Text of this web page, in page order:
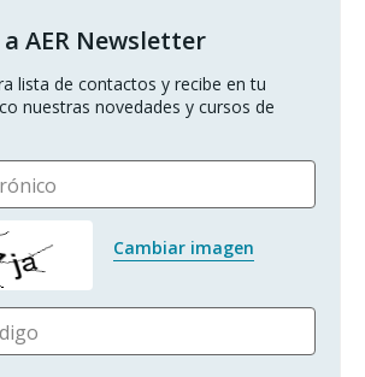
AER Newsletter
lista de contactos y recibe en tu
nuestras novedades y cursos de
Cambiar imagen